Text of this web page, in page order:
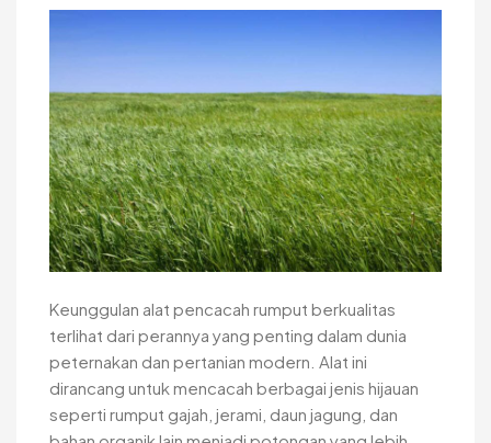
Keunggulan alat pencacah rumput berkualitas
terlihat dari perannya yang penting dalam dunia
peternakan dan pertanian modern. Alat ini
dirancang untuk mencacah berbagai jenis hijauan
seperti rumput gajah, jerami, daun jagung, dan